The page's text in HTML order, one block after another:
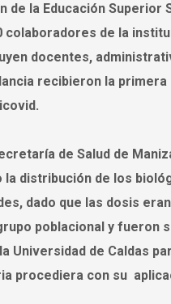
de la Educación Superior
colaboradores de la
docentes,
recibieron la primera
de Salud de
la distribución de los
dado que las dosis
poblacional y fueron
Universidad de Caldas
procediera con su